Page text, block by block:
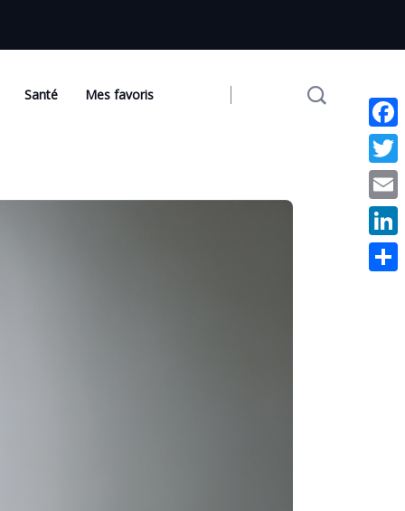
Santé Mes favoris
Twitter
Email